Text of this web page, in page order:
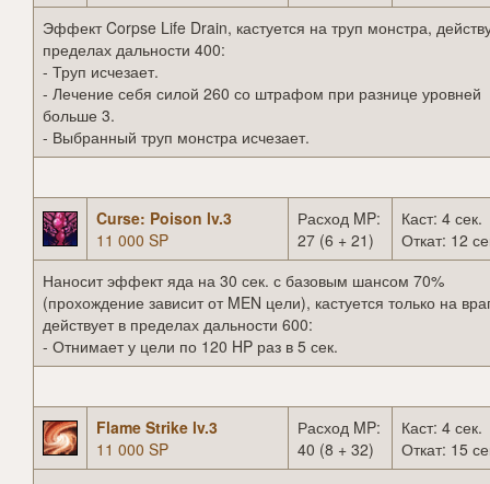
Эффект Corpse Life Drain, кастуется на труп монстра,
пределах дальности 400:
- Труп исчезает.
- Лечение себя силой 260 со штрафом при разнице уровней
больше 3.
- Выбранный труп монстра исчезает.
Curse: Poison lv.3
11 000 SP
Расход MP:
27 (6 + 21)
Каст: 4 сек.
Откат: 12
Наносит эффект яда на 30 сек. с базовым шансом 70%
(прохождение зависит от MEN цели), кастуется только на
действует в пределах дальности 600:
- Отнимает у цели по 120 HP раз в 5 сек.
Flame Strike lv.3
11 000 SP
Расход MP:
40 (8 + 32)
Каст: 4 сек.
Откат: 15